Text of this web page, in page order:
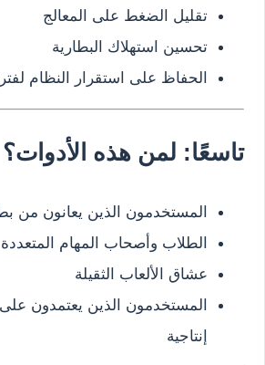
تقليل الضغط على المعالج
تحسين استهلاك البطارية
الحفاظ على استقرار النظام
تاسعًا: لمن هذه الأدوات؟
المستخدمون الذين يعانون من
الطلاب وأصحاب المهام المتعددة
عشاق الألعاب الثقيلة
المستخدمون الذين يعتمدون
إنتاجية